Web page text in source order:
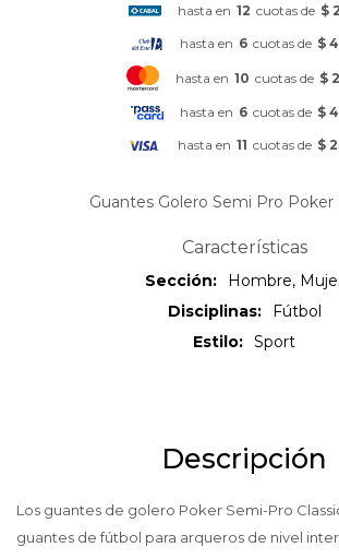
hasta en 12 cuotas de $
hasta en 6 cuotas de $
hasta en 10 cuotas de $
hasta en 6 cuotas de $
hasta en 11 cuotas de $
Guantes Golero Semi Pro Poker
Características
Sección
Hombre,
Disciplinas
Fútbol
Estilo
Sport
Descripción
Los guantes de golero Poker Semi-Pro
guantes de fútbol para arqueros de nivel